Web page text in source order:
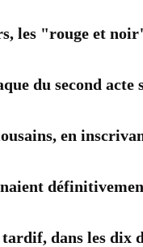
les "rouge et
du second
en
dans les dix